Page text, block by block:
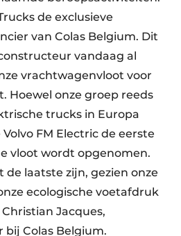
de exclusieve
van Colas Belgium. Dit
vandaag al
vrachtwagenvloot voor
Hoewel onze groep reeds
trucks in Europa
FM Electric de eerste
vloot wordt opgenomen.
de laatste zijn, gezien onze
ecologische voetafdruk
Jacques,
Colas Belgium.